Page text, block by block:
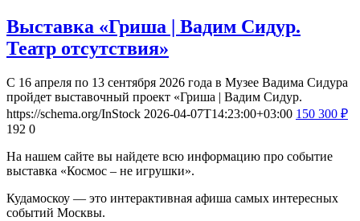
Выставка «Гриша | Вадим Сидур.
Театр отсутствия»
С 16 апреля по 13 сентября 2026 года в Музее Вадима Сидура
пройдет выставочный проект «Гриша | Вадим Сидур.
https://schema.org/InStock 2026-04-07T14:23:00+03:00 150 300 ₽
192 0
На нашем сайте вы найдете всю информацию про событие
выставка «Космос – не игрушки».
Кудамоскоу — это интерактивная афиша самых интересных
событий Москвы.